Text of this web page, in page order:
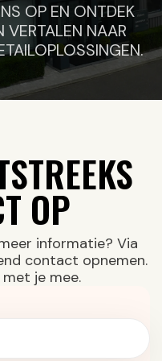
OP EN ONTDEK
NAAR
OP
informatie? Via
contact opnemen.
je mee.